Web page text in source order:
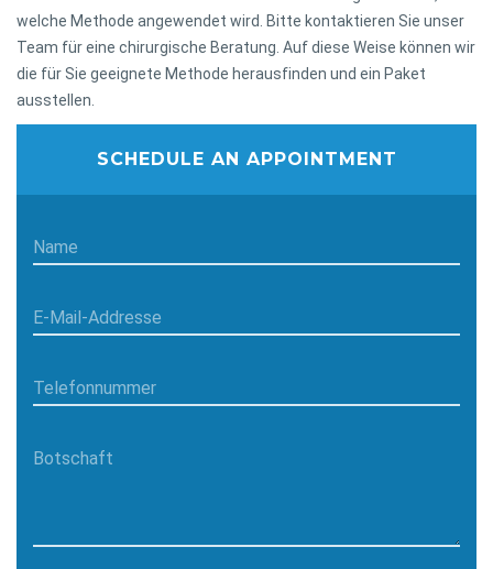
welche Methode angewendet wird. Bitte kontaktieren Sie unser
Team für eine chirurgische Beratung. Auf diese Weise können wir
die für Sie geeignete Methode herausfinden und ein Paket
ausstellen.
SCHEDULE AN APPOINTMENT
Name
E-Mail-Addresse
Telefonnummer
Botschaft